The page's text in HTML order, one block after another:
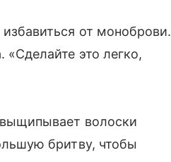
от моноброви.
«Сделайте это легко,
волоски
бритву, чтобы